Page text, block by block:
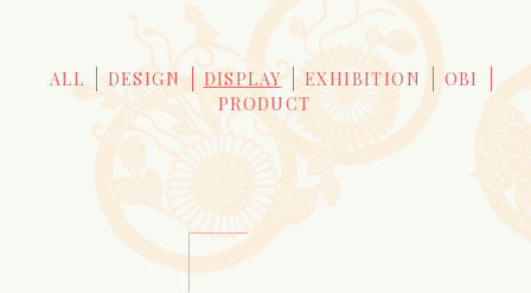
ALL DESIGN DISPLAY EXHIBITION
OBI
PRODUCT